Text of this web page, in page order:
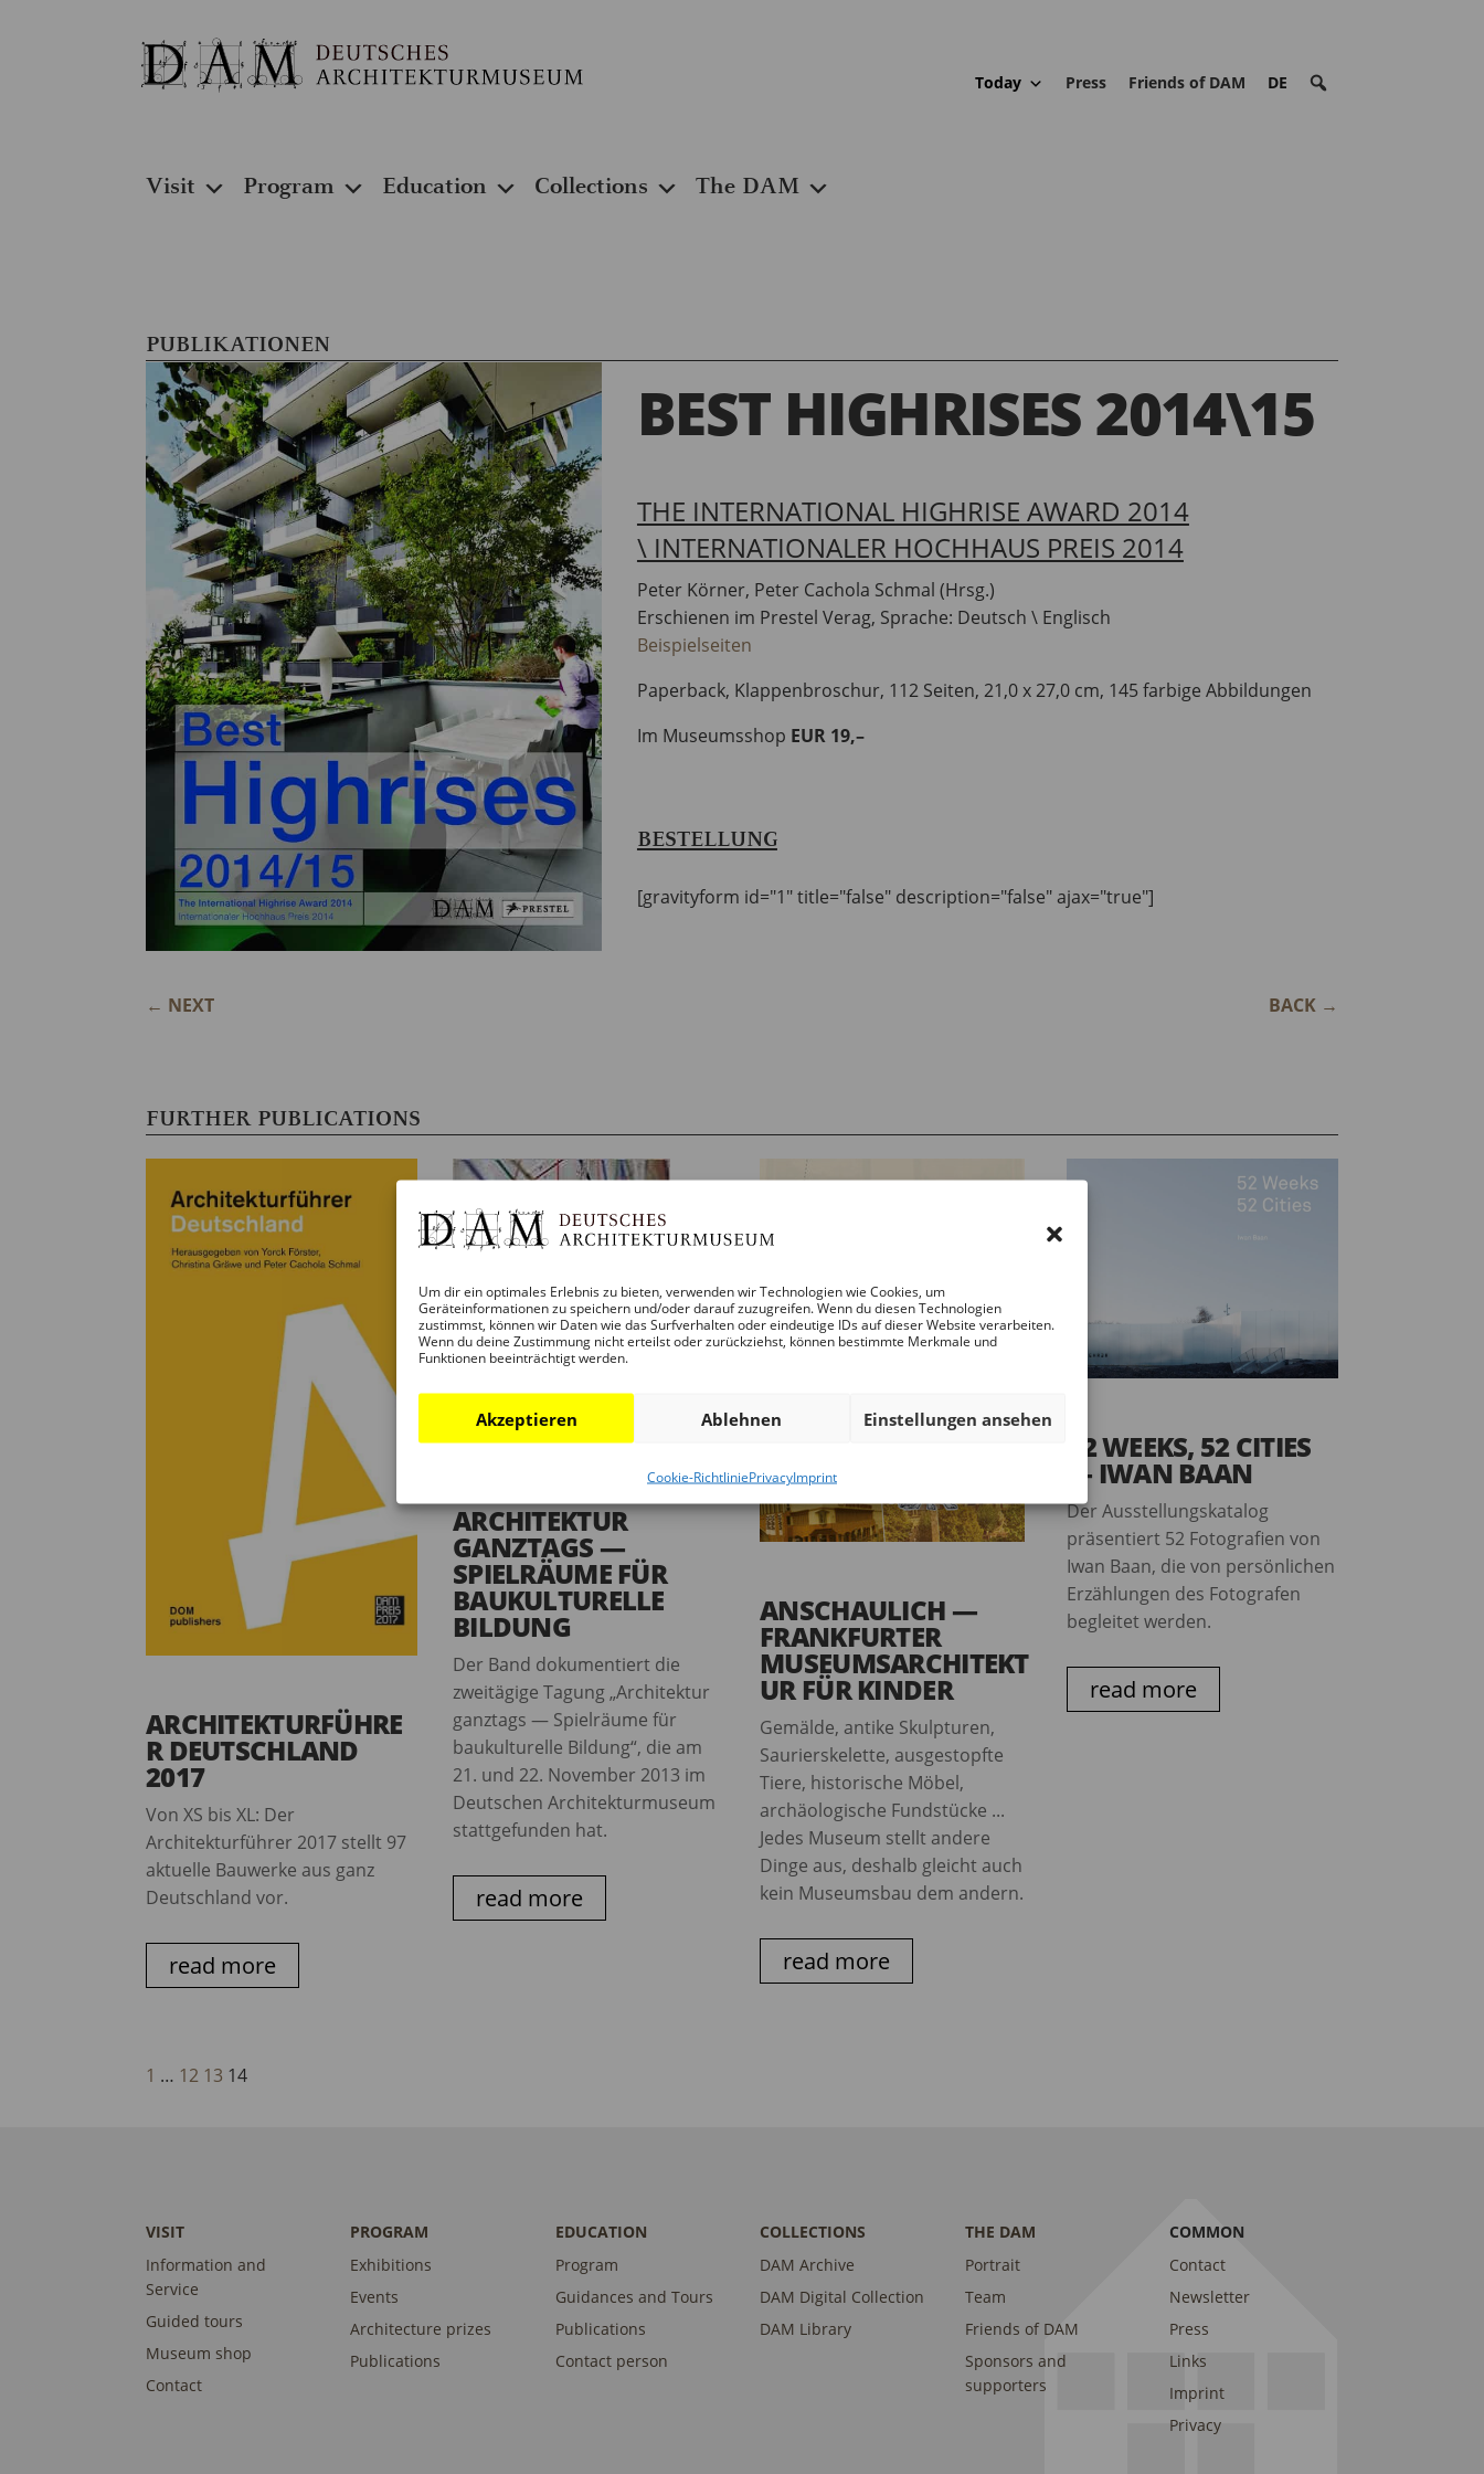
Um dir ein optimales Erlebnis zu bieten, verwenden wir Technologien wie Cookies, um
Geräteinformationen zu speichern und/oder darauf zuzugreifen. Wenn du diesen Technologien
zustimmst, können wir Daten wie das Surfverhalten oder eindeutige IDs auf dieser Website verarbeiten.
Wenn du deine Zustimmung nicht erteilst oder zurückziehst, können bestimmte Merkmale und
Funktionen beeinträchtigt werden.
Akzeptieren Ablehnen Einstellungen ansehen
Cookie-RichtliniePrivacyImprint
Today Press Friends of DAM DE
Visit Program Education Collections The DAM
PUBLIKATIONEN
BEST HIGHRISES 2014\15
THE INTERNATIONAL HIGHRISE AWARD 2014
\ INTERNATIONALER HOCHHAUS PREIS 2014
Peter Körner, Peter Cachola Schmal (Hrsg.)
Erschienen im Prestel Verag, Sprache: Deutsch \ Englisch
Beispielseiten
Paperback, Klappenbroschur, 112 Seiten, 21,0 x 27,0 cm, 145 farbige Abbildungen
Im Museumsshop EUR 19,–
BESTELLUNG
[gravityform id="1" title="false" description="false" ajax="true"]
← NEXT BACK →
FURTHER PUBLICATIONS
ARCHITEKTURFÜHRE
R DEUTSCHLAND
2017
Von XS bis XL: Der
Architekturführer 2017 stellt 97
aktuelle Bauwerke aus ganz
Deutschland vor.
read more
ARCHITEKTUR
GANZTAGS —
SPIELRÄUME FÜR
BAUKULTURELLE
BILDUNG
Der Band dokumentiert die
zweitägige Tagung „Architektur
ganztags — Spielräume für
baukulturelle Bildung“, die am
21. und 22. November 2013 im
Deutschen Architekturmuseum
stattgefunden hat.
read more
ANSCHAULICH —
FRANKFURTER
MUSEUMSARCHITEKT
UR FÜR KINDER
Gemälde, antike Skulpturen,
Saurierskelette, ausgestopfte
Tiere, historische Möbel,
archäologische Fundstücke ...
Jedes Museum stellt andere
Dinge aus, deshalb gleicht auch
kein Museumsbau dem andern.
read more
52 WEEKS, 52 CITIES
— IWAN BAAN
Der Ausstellungskatalog
präsentiert 52 Fotografien von
Iwan Baan, die von persönlichen
Erzählungen des Fotografen
begleitet werden.
read more
1 … 12 13 14
VISIT
Information and
Service
Guided tours
Museum shop
Contact
PROGRAM
Exhibitions
Events
Architecture prizes
Publications
EDUCATION
Program
Guidances and Tours
Publications
Contact person
COLLECTIONS
DAM Archive
DAM Digital Collection
DAM Library
THE DAM
Portrait
Team
Friends of DAM
Sponsors and
supporters
COMMON
Contact
Newsletter
Press
Links
Imprint
Privacy